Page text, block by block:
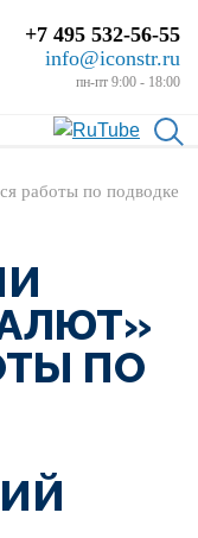
+7 495 532-56-55
info@iconstr.ru
пн-пт 9:00 - 18:00
работы по подводке
ПО